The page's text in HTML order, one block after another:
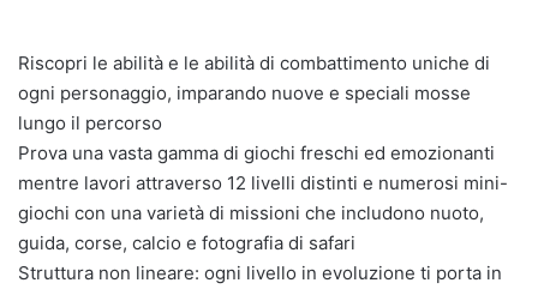
Riscopri le abilità e le abilità di combattimento uniche di
ogni personaggio, imparando nuove e speciali mosse
lungo il percorso
Prova una vasta gamma di giochi freschi ed emozionanti
mentre lavori attraverso 12 livelli distinti e numerosi mini-
giochi con una varietà di missioni che includono nuoto,
guida, corse, calcio e fotografia di safari
Struttura non lineare: ogni livello in evoluzione ti porta in